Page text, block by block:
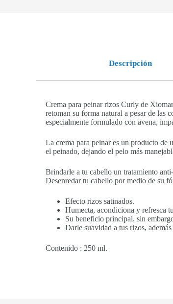
Descripción
Crema para peinar rizos Curly de
retoman su forma natural a pesar de
especialmente formulado con avena,
La crema para peinar es un producto
el peinado, dejando el pelo más
Brindarle a tu cabello un tratamiento
Desenredar tu cabello por medio de su
Efecto rizos satinados.
Humecta, acondiciona y refresca
Su beneficio principal, sin
Darle suavidad a tus rizos,
Contenido : 250 ml.